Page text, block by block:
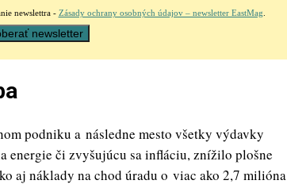
newslettra - Zásady ochrany osobných údajov – newsletter EastMag
podniku a následne mesto všetky výdavky
energie či zvyšujúcu sa infláciu, znížilo plošne
aj náklady na chod úradu o viac ako 2,7 milióna